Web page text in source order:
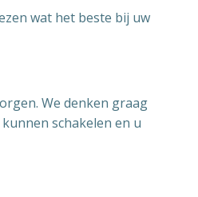
wat het beste bij uw
We denken graag
schakelen en u